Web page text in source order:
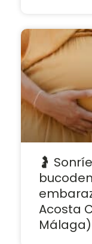
🤰
Acosta
Málaga)